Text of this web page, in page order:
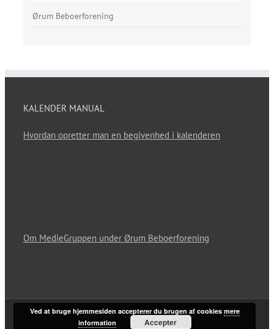
Ørum Beboerforening
KALENDER MANUAL
Hvordan opretter man en begivenhed i kalenderen
Om MedieGruppen under Ørum Beboerforening
Copyright 2017 - Alle os I Ørum
Ved at bruge hjemmesiden accepterer du brugen af cookies mere
information
Accepter